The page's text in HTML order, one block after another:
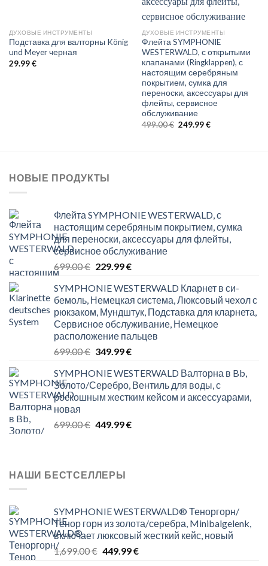
ДУХОВЫЕ ИНСТРУМЕНТЫ
Подставка для валторны König
und Meyer черная
29.99€
ДУХОВЫЕ ИНСТРУМЕНТЫ
Флейта SYMPHONIE
WESTERWALD, с открытыми
клапанами (Ringklappen), с
настоящим серебряным
покрытием, сумка для
переноски, аксессуары для
флейты, сервисное
обслуживание
499.00€ Original
249.99€Current
НОВЫЕ ПРОДУКТЫ
Флейта SYMPHONIE WESTERWALD, с
настоящим серебряным покрытием, сумка
для переноски, аксессуары для флейты,
сервисное обслуживание
699.00€ Original
was:
699.00 €.
229.99€Current
is:
229.99 €.
SYMPHONIE WESTERWALD Кларнет в си-
бемоль, Немецкая система, Люксовый чехол с
рюкзаком, Мундштук, Подставка для кларнета,
Сервисное обслуживание, Немецкое
расположение пальцев
699.00€ Original
was:
699.00 €.
349.99€Current
is:
349.99 €.
SYMPHONIE WESTERWALD Валторна в Bb,
Золото/Серебро, Вентиль для воды, с
роскошным жестким кейсом и аксессуарами,
новая
699.00€ Original
449.99€Current
НАШИ БЕСТСЕЛЛЕРЫ
SYMPHONIE WESTERWALD® Теноргорн/
Тенор горн из золота/серебра, Minibalgelenk,
включает люксовый жесткий кейс, новый
1,699.00€ Original
449.99€Current